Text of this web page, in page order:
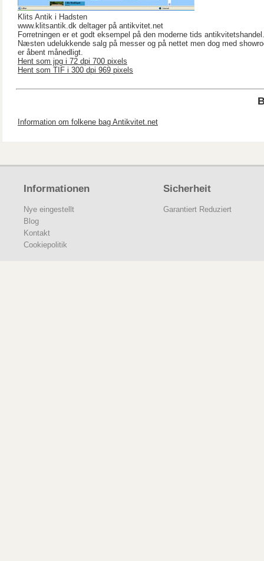
Klits Antik i Hadsten
www.klitsantik.dk deltager på antikvitet.net
Forretningen er et godt eksempel på den moderne tids antikvitetshandel.
Næsten udelukkende salg på messer og på nettet men dog med
er åbent månedligt.
Hent som jpg i 72 dpi 700 pixels
Hent som TIF i 300 dpi 969 pixels
Information om folkene bag Antikvitet.net
Informationen
Nye eingestellt
Blog
Kontakt
Cookiepolitik
Sicherheit
Garantiert Reduziert